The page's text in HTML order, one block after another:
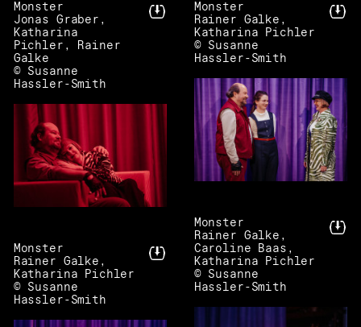
Monster
Jonas Graber,
Katharina
Pichler, Rainer
Galke
© Susanne
Hassler-Smith
Monster
Rainer Galke,
Katharina Pichler
© Susanne
Hassler-Smith
Monster
Rainer Galke,
Caroline Baas,
Katharina Pichler
© Susanne
Hassler-Smith
Monster
Rainer Galke,
Katharina Pichler
© Susanne
Hassler-Smith